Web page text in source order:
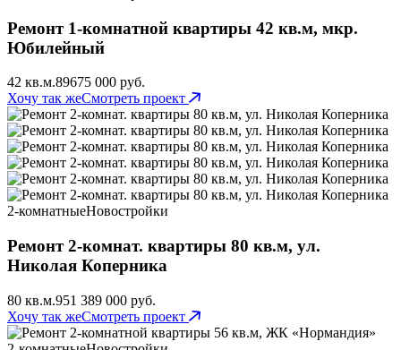
Ремонт 1-комнатной квартиры 42 кв.м, мкр.
Юбилейный
42 кв.м.89675 000 руб.
Хочу так жеСмотреть проект
2-комнатныеНовостройки
Ремонт 2-комнат. квартиры 80 кв.м, ул.
Николая Коперника
80 кв.м.951 389 000 руб.
Хочу так жеСмотреть проект